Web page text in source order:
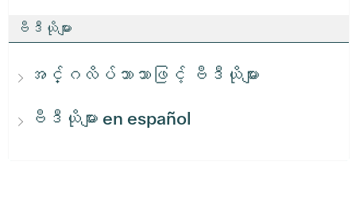
ဗီဒီယိုများ
အင်္ဂလိပ်ဘာသာဖြင့် ဗီဒီယိုများ
ဗီဒီယိုများ en español